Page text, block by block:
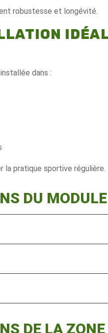
robustesse et longévité.
dans :
la pratique sportive régulière.
DU MODULE
DE LA ZONE